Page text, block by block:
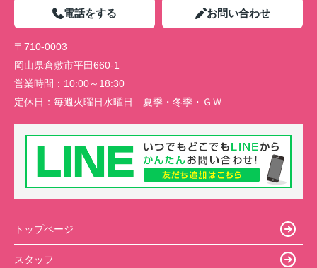
電話をする お問い合わせ
〒710-0003
岡山県倉敷市平田660-1
営業時間： 10:00～18:30
定休日： 毎週火曜日水曜日 夏季・冬季・ＧＷ
トップページ
スタッフ